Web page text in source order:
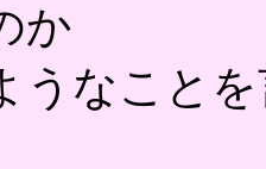
か
うなこと